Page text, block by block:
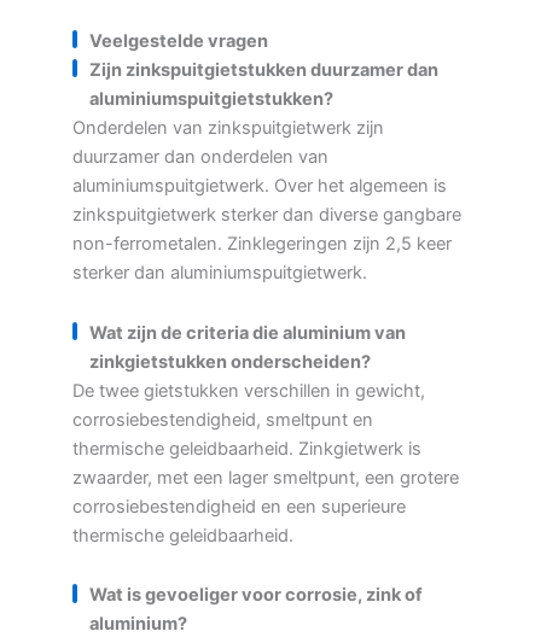
Veelgestelde vragen
Zijn zinkspuitgietstukken duurzamer dan
aluminiumspuitgietstukken?
Onderdelen van zinkspuitgietwerk zijn
duurzamer dan onderdelen van
aluminiumspuitgietwerk. Over het algemeen is
zinkspuitgietwerk sterker dan diverse gangbare
non-ferrometalen. Zinklegeringen zijn 2,5 keer
sterker dan aluminiumspuitgietwerk.
Wat zijn de criteria die aluminium van
zinkgietstukken onderscheiden?
De twee gietstukken verschillen in gewicht,
corrosiebestendigheid, smeltpunt en
thermische geleidbaarheid. Zinkgietwerk is
zwaarder, met een lager smeltpunt, een grotere
corrosiebestendigheid en een superieure
thermische geleidbaarheid.
Wat is gevoeliger voor corrosie, zink of
aluminium?